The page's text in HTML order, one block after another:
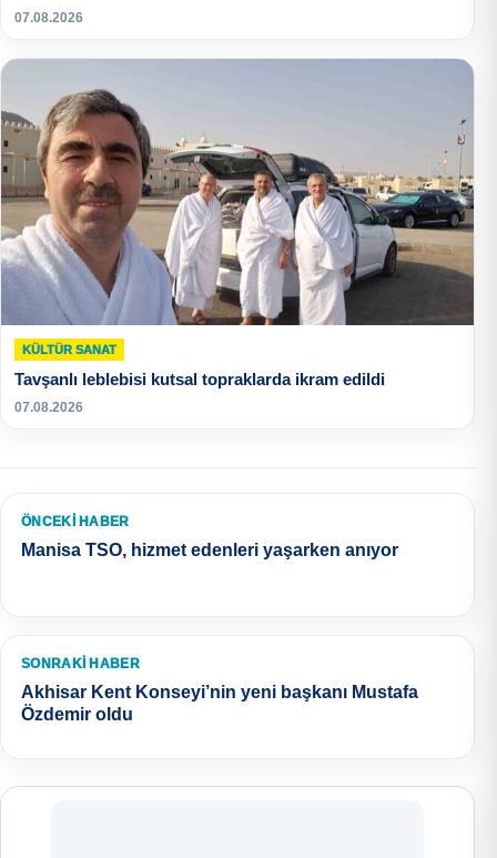
07.08.2026
KÜLTÜR SANAT
Tavşanlı leblebisi kutsal topraklarda ikram edildi
07.08.2026
ÖNCEKI HABER
Manisa TSO, hizmet edenleri yaşarken anıyor
SONRAKI HABER
Akhisar Kent Konseyi’nin yeni başkanı Mustafa
Özdemir oldu